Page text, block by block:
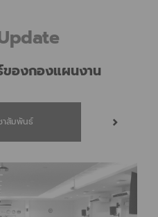
ของกองแผนงาน
าสัมพันธ์